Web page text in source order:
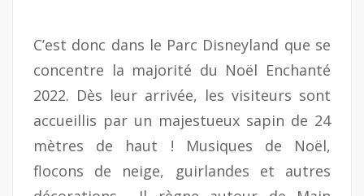
C’est donc dans le Parc Disneyland que se
concentre la majorité du Noël Enchanté
2022. Dès leur arrivée, les visiteurs sont
accueillis par un majestueux sapin de 24
mètres de haut ! Musiques de Noël,
flocons de neige, guirlandes et autres